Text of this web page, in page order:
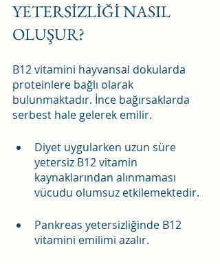
YETERSİZLİĞİ NASIL
OLUŞUR?
B12 vitamini hayvansal dokularda
proteinlere bağlı olarak
bulunmaktadır. İnce bağırsaklarda
serbest hale gelerek emilir.
Diyet uygularken uzun süre
yetersiz B12 vitamin
kaynaklarından alınmaması
vücudu olumsuz etkilemektedir.
Pankreas yetersizliğinde B12
vitamini emilimi azalır.